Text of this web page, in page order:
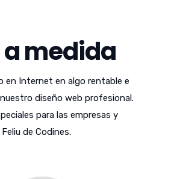
a medida
en Internet en algo rentable e
diseño web profesional.
para las empresas y
de Codines.